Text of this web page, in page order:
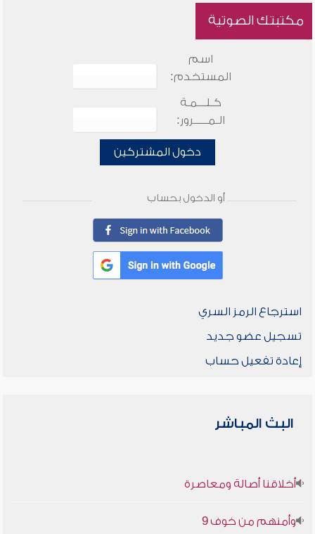
مكتبتك الصوتية
اسم
المستخدم:
كـلـــمـة
الـمـــــرور:
دخول المشتركين
أو الدخول بحساب
استرجاع الرمز السري
تسجيل عضو جديد
إعادة تفعيل حساب
البث المباشر
أخلاقنا أصالة ومعاصرة
وأمنهم من خوف 9